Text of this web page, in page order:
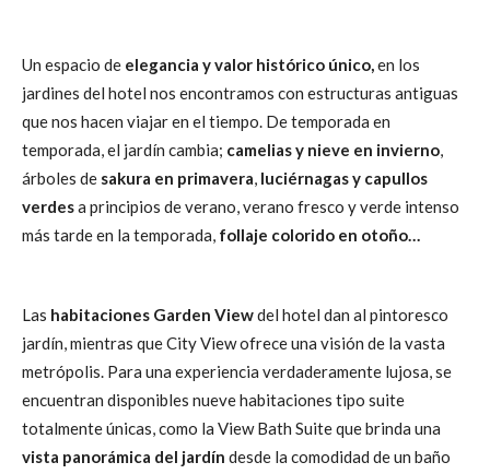
Un espacio de elegancia y valor histórico único,en los
jardines del hotel nos encontramos con estructuras antiguas
que nos hacen viajar en el tiempo. De temporada en
temporada, el jardín cambia; camelias y nieve en invierno,
árboles de sakura en primavera, luciérnagas y capullos
verdesa principios de verano, verano fresco y verde intenso
más tarde en la temporada, follaje colorido en otoño…
Las habitaciones Garden Viewdel hotel dan al pintoresco
jardín, mientras que City View ofrece una visión de la vasta
metrópolis. Para una experiencia verdaderamente lujosa, se
encuentran disponibles nueve habitaciones tipo suite
totalmente únicas, como la View Bath Suite que brinda una
vista panorámica del jardín desde la comodidad de un baño